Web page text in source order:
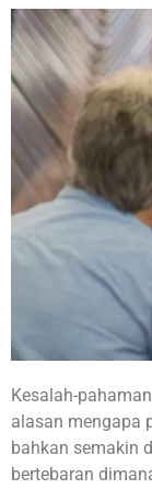
Kesalah-
alasan mengapa
bahkan semakin
bertebaran